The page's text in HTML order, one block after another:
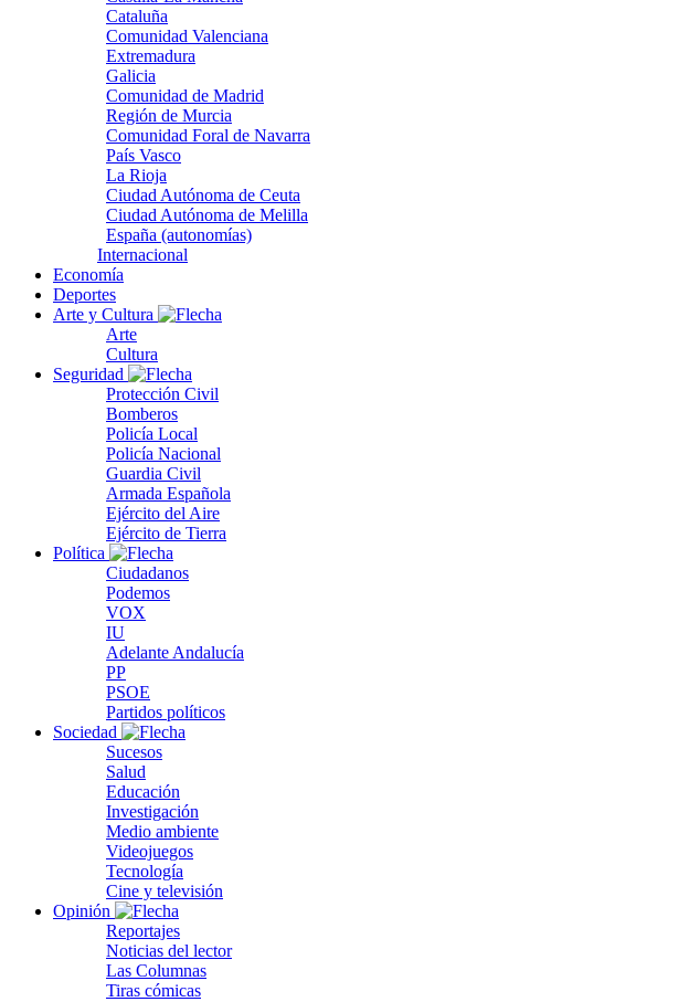
Cataluña
Comunidad Valenciana
Extremadura
Galicia
Comunidad de Madrid
Región de Murcia
Comunidad Foral de Navarra
País Vasco
La Rioja
Ciudad Autónoma de Ceuta
Ciudad Autónoma de Melilla
España (autonomías)
Internacional
Economía
Deportes
Arte y Cultura
Arte
Cultura
Seguridad
Protección Civil
Bomberos
Policía Local
Policía Nacional
Guardia Civil
Armada Española
Ejército del Aire
Ejército de Tierra
Política
Ciudadanos
Podemos
VOX
IU
Adelante Andalucía
PP
PSOE
Partidos políticos
Sociedad
Sucesos
Salud
Educación
Investigación
Medio ambiente
Videojuegos
Tecnología
Cine y televisión
Opinión
Reportajes
Noticias del lector
Las Columnas
Tiras cómicas